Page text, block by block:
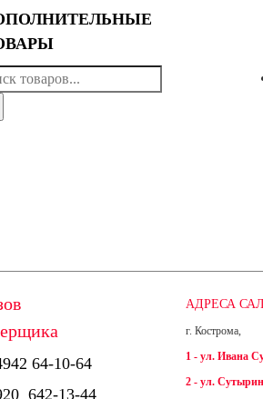
64-10-64
642-13-44
АДРЕСА
г. Кострома,
1 - ул. Ивана
2 - ул.